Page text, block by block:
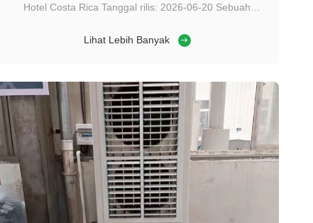
Hotel Costa Rica Tanggal rilis: 2026-06-20 Sebuah
kolam renang inverter penuh telah dimuat dan dikirim ke
Lihat Lebih Banyak